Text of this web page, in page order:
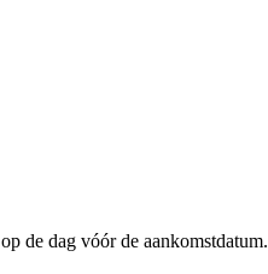
de dag vóór de aankomstdatum.